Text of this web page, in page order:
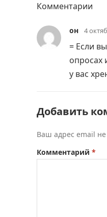
Комментарии
он 4
= Если
опросах
у вас
Добавить
Ваш адрес email не
Комментарий *